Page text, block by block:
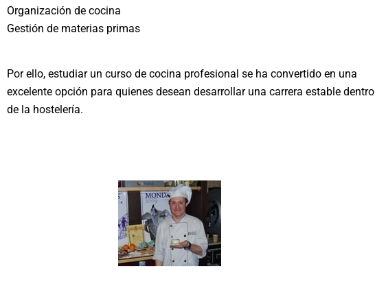
Organización de cocina
Gestión de materias primas
Por ello, estudiar un curso de cocina profesional se ha convertido en una
excelente opción para quienes desean desarrollar una carrera estable dentro
de la hostelería.